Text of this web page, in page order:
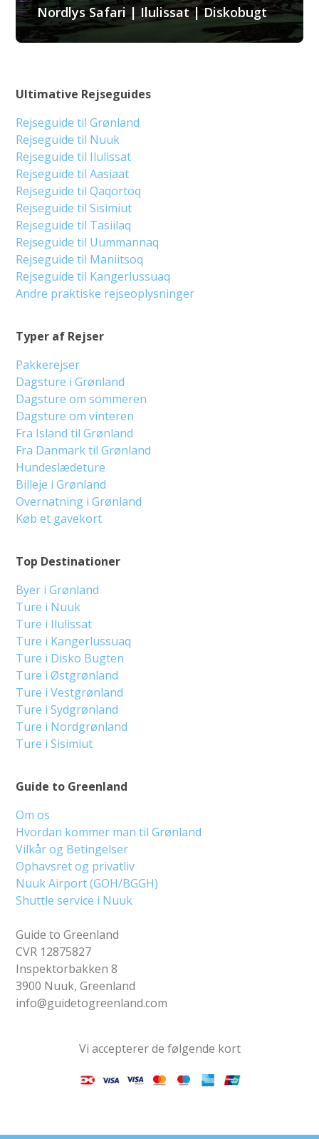
Nordlys Safari | Ilulissat | Diskobugt
Guide to Greenland
Om os
Hvordan kommer man til Grønland
Vilkår og Betingelser
Ophavsret og privatliv
Nuuk Airport (GOH/BGGH)
Shuttle service i Nuuk
Guide to Greenland
CVR 12875827
Inspektorbakken 8
3900 Nuuk, Greenland
info@guidetogreenland.com
Top Destinationer
Byer i Grønland
Ture i Nuuk
Ture i Ilulissat
Ture i Kangerlussuaq
Ture i Disko Bugten
Ture i Østgrønland
Ture i Vestgrønland
Ture i Sydgrønland
Ture i Nordgrønland
Ture i Sisimiut
Typer af Rejser
Pakkerejser
Dagsture i Grønland
Dagsture om sommeren
Dagsture om vinteren
Fra Island til Grønland
Fra Danmark til Grønland
Hundeslædeture
Billeje i Grønland
Overnatning i Grønland
Køb et gavekort
Ultimative Rejseguides
Rejseguide til Grønland
Rejseguide til Nuuk
Rejseguide til Ilulissat
Rejseguide til Aasiaat
Rejseguide til Qaqortoq
Rejseguide til Sisimiut
Rejseguide til Tasiilaq
Rejseguide til Uummannaq
Rejseguide til Maniitsoq
Rejseguide til Kangerlussuaq
Andre praktiske rejseoplysninger
Vi accepterer de følgende kort